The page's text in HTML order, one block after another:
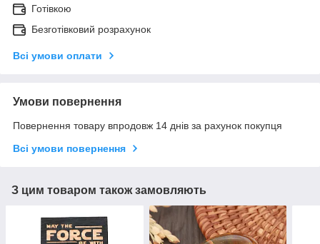
Готівкою
Безготівковий розрахунок
Всі умови оплати
Умови повернення
Повернення товару впродовж 14 днів за рахунок покупця
Всі умови повернення
З цим товаром також замовляють